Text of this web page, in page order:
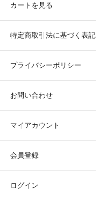
カートを見る
特定商取引法に基づく表記
プライバシーポリシー
お問い合わせ
マイアカウント
会員登録
ログイン